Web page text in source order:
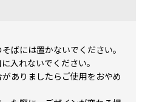
ばには置かないでください。
入れないでください。
ありましたらご使用をおやめ